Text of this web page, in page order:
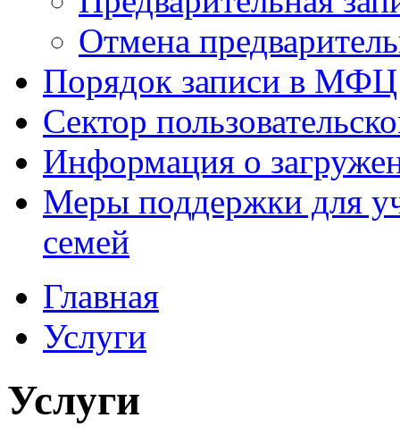
Отмена
Порядок записи в МФЦ
Сектор
Информация о
Меры поддержки для
семей
Главная
Услуги
Услуги